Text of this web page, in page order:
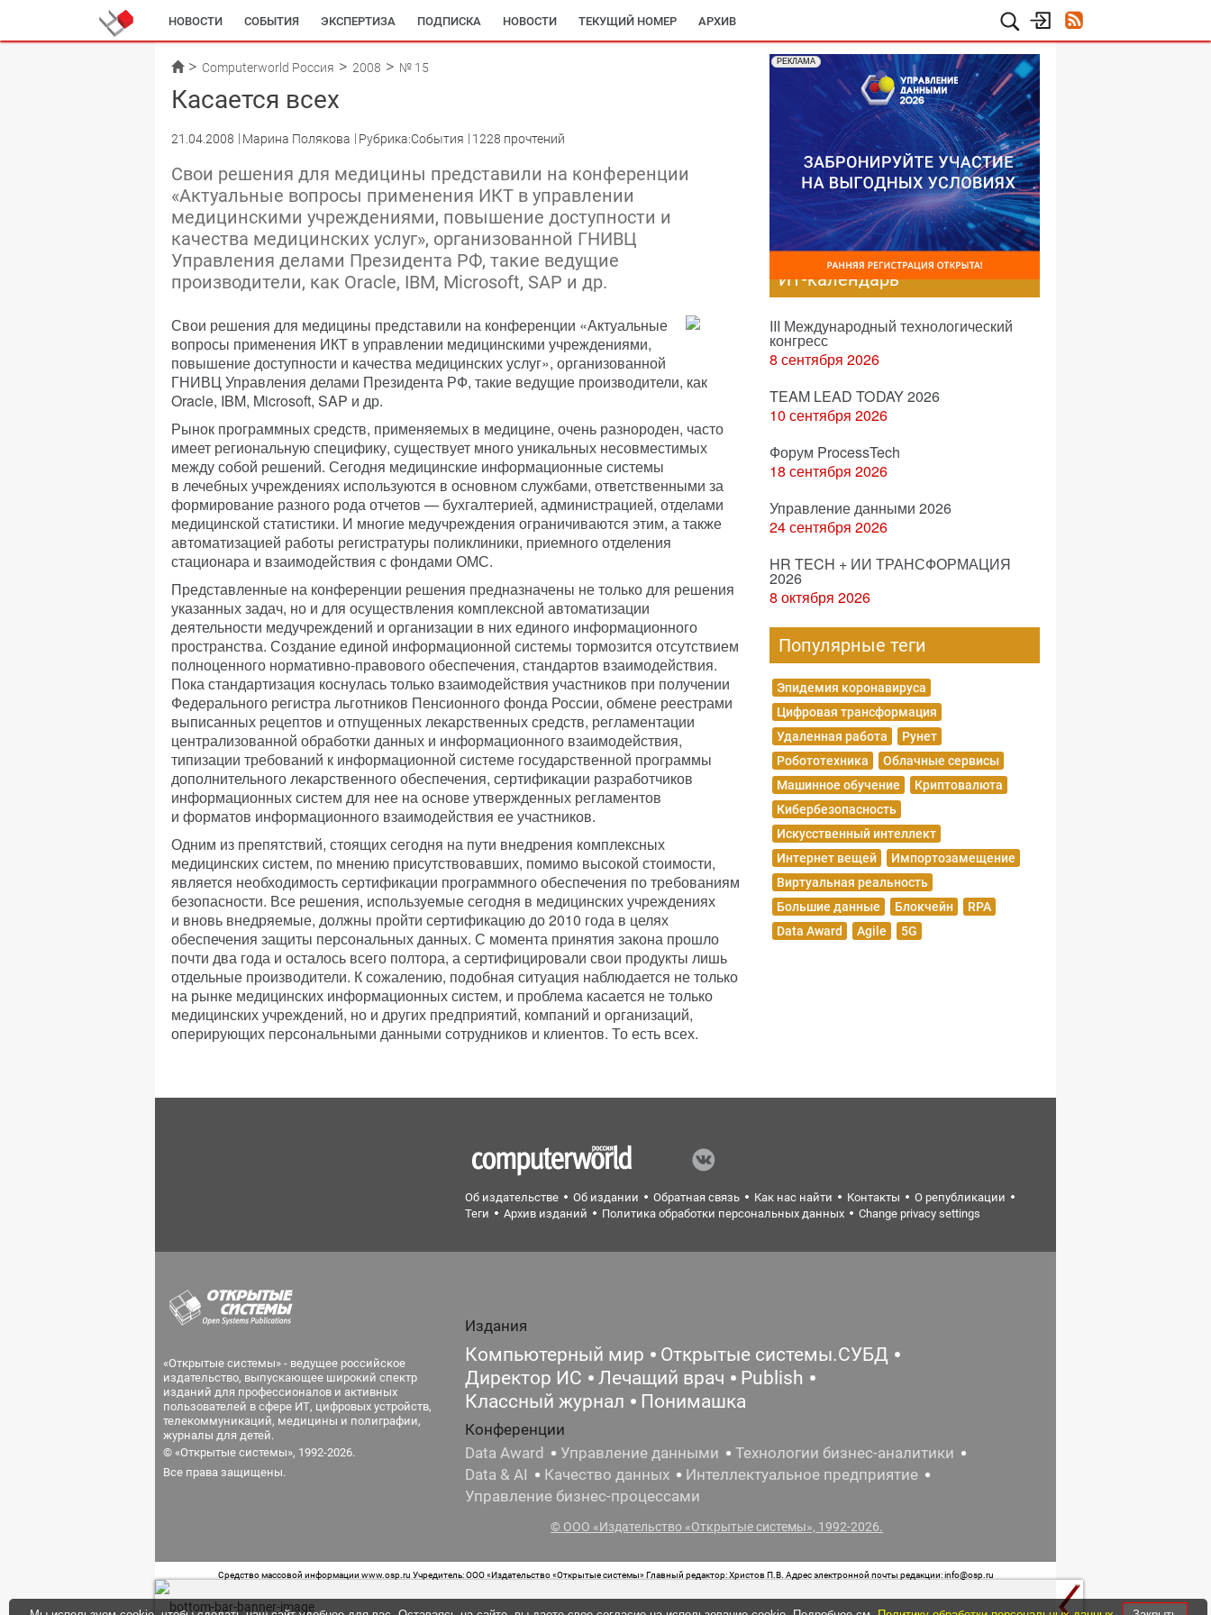
НОВОСТИ СОБЫТИЯ ЭКСПЕРТИЗА ПОДПИСКА НОВОСТИ ТЕКУЩИЙ НОМЕР АРХИВ
Computerworld Россия 2008 № 15
Касается всех
21.04.2008 Марина Полякова Рубрика:События 1228 прочтений
Свои решения для медицины представили на конференции
«Актуальные вопросы применения ИКТ в управлении
медицинскими учреждениями, повышение доступности и
качества медицинских услуг», организованной ГНИВЦ
Управления делами Президента РФ, такие ведущие
производители, как Oracle, IBM, Microsoft, SAP и др.
Свои решения для медицины представили на конференции «Актуальные
вопросы применения ИКТ в управлении медицинскими учреждениями,
повышение доступности и качества медицинских услуг», организованной
ГНИВЦ Управления делами Президента РФ, такие ведущие производители, как
Oracle, IBM, Microsoft, SAP и др.
Рынок программных средств, применяемых в медицине, очень разнороден, часто
имеет региональную специфику, существует много уникальных несовместимых
между собой решений. Сегодня медицинские информационные системы
в лечебных учреждениях используются в основном службами, ответственными за
формирование разного рода отчетов — бухгалтерией, администрацией, отделами
медицинской статистики. И многие медучреждения ограничиваются этим, а также
автоматизацией работы регистратуры поликлиники, приемного отделения
стационара и взаимодействия с фондами ОМС.
Представленные на конференции решения предназначены не только для решения
указанных задач, но и для осуществления комплексной автоматизации
деятельности медучреждений и организации в них единого информационного
пространства. Создание единой информационной системы тормозится отсутствием
полноценного нормативно-правового обеспечения, стандартов взаимодействия.
Пока стандартизация коснулась только взаимодействия участников при получении
Федерального регистра льготников Пенсионного фонда России, обмене реестрами
выписанных рецептов и отпущенных лекарственных средств, регламентации
централизованной обработки данных и информационного взаимодействия,
типизации требований к информационной системе государственной программы
дополнительного лекарственного обеспечения, сертификации разработчиков
информационных систем для нее на основе утвержденных регламентов
и форматов информационного взаимодействия ее участников.
Одним из препятствий, стоящих сегодня на пути внедрения комплексных
медицинских систем, по мнению присутствовавших, помимо высокой стоимости,
является необходимость сертификации программного обеспечения по требованиям
безопасности. Все решения, используемые сегодня в медицинских учреждениях
и вновь внедряемые, должны пройти сертификацию до 2010 года в целях
обеспечения защиты персональных данных. С момента принятия закона прошло
почти два года и осталось всего полтора, а сертифицировали свои продукты лишь
отдельные производители. К сожалению, подобная ситуация наблюдается не только
на рынке медицинских информационных систем, и проблема касается не только
медицинских учреждений, но и других предприятий, компаний и организаций,
оперирующих персональными данными сотрудников и клиентов. То есть всех.
РЕКЛАМА
ИТ-календарь
III Международный технологический
конгресс
8 сентября 2026
TEAM LEAD TODAY 2026
10 сентября 2026
Форум ProcessTech
18 сентября 2026
Управление данными 2026
24 сентября 2026
HR TECH + ИИ ТРАНСФОРМАЦИЯ
2026
8 октября 2026
Популярные теги
Эпидемия коронавируса
Цифровая трансформация
Удаленная работа
Рунет
Робототехника
Облачные сервисы
Машинное обучение
Криптовалюта
Кибербезопасность
Искусственный интеллект
Интернет вещей
Импортозамещение
Виртуальная реальность
Большие данные
Блокчейн
RPA
Data Award
Agile 5G
Об издательстве Об издании Обратная связь Как нас найти Контакты
О републикации
Теги
Архив изданий Политика обработки персональных данных Change privacy settings
«Открытые системы» - ведущее российское
издательство, выпускающее широкий спектр
изданий для профессионалов и активных
пользователей в сфере ИТ, цифровых устройств,
телекоммуникаций, медицины и полиграфии,
журналы для детей.
© «Открытые системы», 1992-2026.
Все права защищены.
Издания
Компьютерный мир
Открытые системы.СУБД
Директор ИС
Лечащий врач
Publish
Классный журнал
Понимашка
Конференции
Data Award
Управление данными
Технологии бизнес-аналитики
Data & AI
Качество данных
Интеллектуальное предприятие
Управление бизнес-процессами
© ООО «Издательство «Открытые системы», 1992-2026.
Средство массовой информации www.osp.ru Учредитель: ООО «Издательство «Открытые системы» Главный редактор: Христов П.В. Адрес электронной почты редакции: info@osp.ru